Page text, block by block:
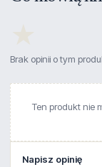
Brak opinii o tym
Ten produkt nie
Napisz opinię